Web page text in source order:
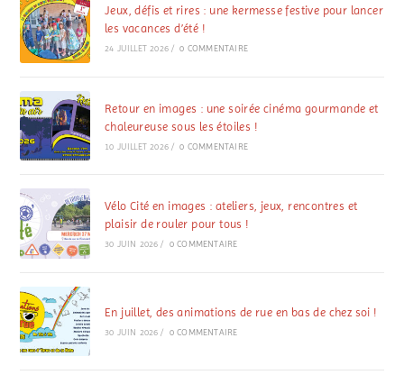
Jeux, défis et rires : une kermesse festive pour lancer
les vacances d’été !
24 JUILLET 2026 / 0 COMMENTAIRE
Retour en images : une soirée cinéma gourmande et
chaleureuse sous les étoiles !
10 JUILLET 2026 / 0 COMMENTAIRE
Vélo Cité en images : ateliers, jeux, rencontres et
plaisir de rouler pour tous !
30 JUIN 2026 / 0 COMMENTAIRE
En juillet, des animations de rue en bas de chez soi !
30 JUIN 2026 / 0 COMMENTAIRE